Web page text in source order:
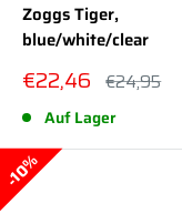
Zoggs Tiger,
blue/white/clear
Sonderpreis
€22,46 Normalpreis
€24,95
Auf Lager
10%